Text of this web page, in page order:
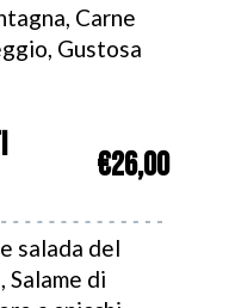
Carne
Gustosa
€26,00
salada del
di